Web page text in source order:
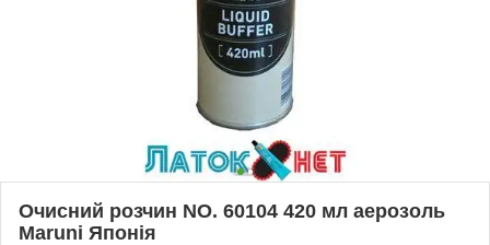
Очисний розчин NO. 60104 420 мл аерозоль
Maruni Японія